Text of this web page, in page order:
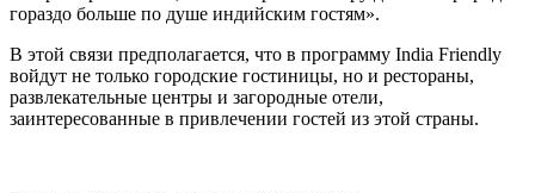
гораздо больше по душе индийским гостям».
В этой связи предполагается, что в программу India Friendly
войдут не только городские гостиницы, но и рестораны,
развлекательные центры и загородные отели,
заинтересованные в привлечении гостей из этой страны.